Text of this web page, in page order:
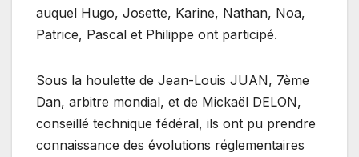
auquel Hugo, Josette, Karine, Nathan, Noa,
Patrice, Pascal et Philippe ont participé.
Sous la houlette de Jean-Louis JUAN, 7ème
Dan, arbitre mondial, et de Mickaël DELON,
conseillé technique fédéral, ils ont pu prendre
connaissance des évolutions réglementaires